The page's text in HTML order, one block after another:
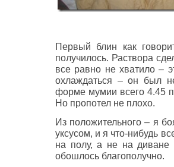
Первый блин как
получилось. Раствора
все равно не хватило –
охлаждаться – он был
форме мумии всего 4.45
Но пропотел не плохо.
Из положительного – я
уксусом, и я что-нибудь
на полу, а не на диване
обошлось благополучно.